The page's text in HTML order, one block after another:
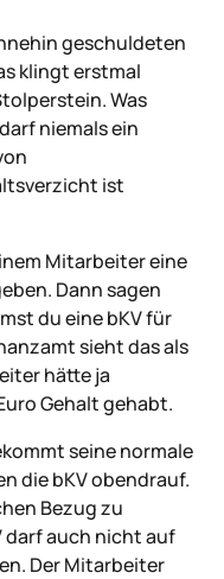
geschuldeten
klingt erstmal
Was
niemals ein
ist
Mitarbeiter eine
Dann sagen
du eine bKV für
sieht das als
hätte ja
Gehalt gehabt.
seine normale
die bKV obendrauf.
Bezug zu
darf auch nicht auf
Der Mitarbeiter